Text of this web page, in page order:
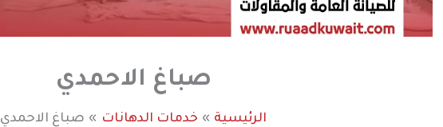
صباغ الاحمدي
الرئيسية خدمات الدهانات صباغ الاحمدي